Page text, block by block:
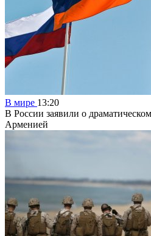
В мире 13:20
В России заявили о
Арменией